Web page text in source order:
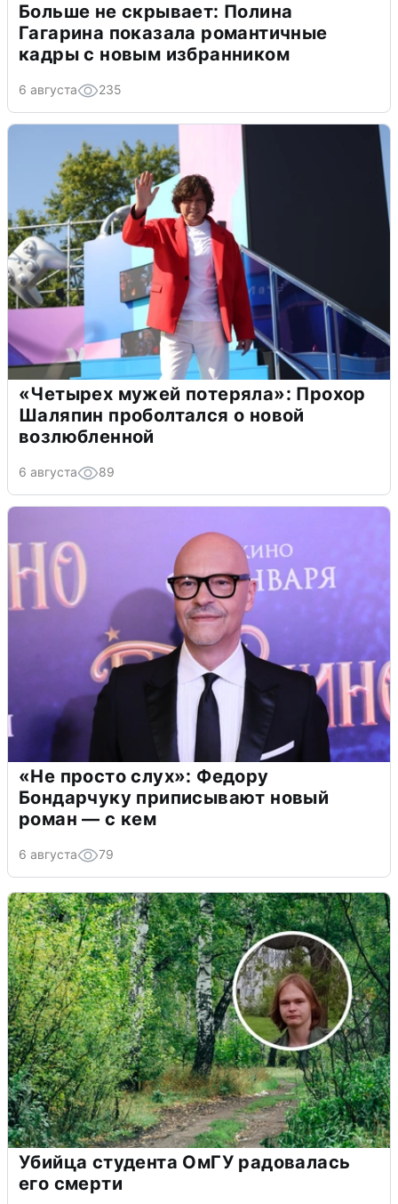
Больше не скрывает: Полина
Гагарина показала романтичные
кадры с новым избранником
6 августа 235
«Четырех мужей потеряла»: Прохор
Шаляпин проболтался о новой
возлюбленной
6 августа 89
«Не просто слух»: Федору
Бондарчуку приписывают новый
роман — с кем
6 августа 79
Убийца студента ОмГУ радовалась
его смерти